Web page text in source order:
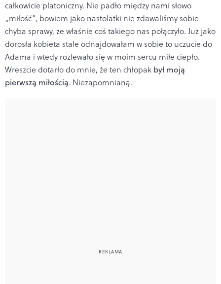
całkowicie platoniczny. Nie padło między nami słowo
„miłość”, bowiem jako nastolatki nie zdawaliśmy sobie
chyba sprawy, że właśnie coś takiego nas połączyło. Już jako
dorosła kobieta stale odnajdowałam w sobie to uczucie do
Adama i wtedy rozlewało się w moim sercu miłe ciepło.
Wreszcie dotarło do mnie, że ten chłopak był moją
pierwszą miłością. Niezapomnianą.